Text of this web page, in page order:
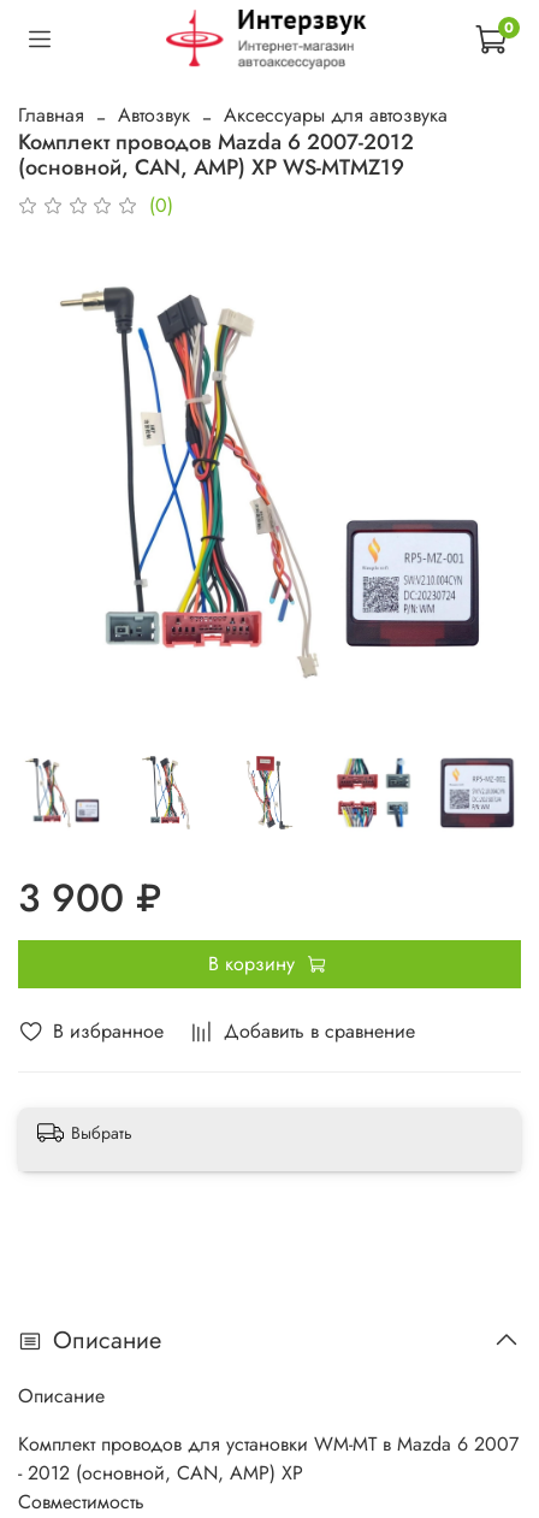
0
Главная Автозвук Аксессуары для автозвука
Комплект проводов Mazda 6 2007-2012
(основной, CAN, AMP) XP WS-MTMZ19
(0)
В избранное Добавить в сравнение
3 900 ₽
В корзину
Выбрать
Описание
Описание
Комплект проводов для установки WM-MT в Mazda 6 2007
- 2012 (основной, CAN, AMP) XP
Совместимость